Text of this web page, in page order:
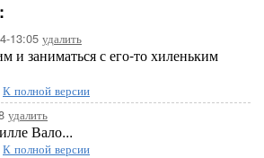
13:05 удалить
и заниматься с его-то хиленьким
К полной версии
удалить
Вало...
К полной версии